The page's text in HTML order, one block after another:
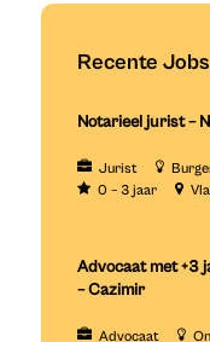
Recente Jobs
Notarieel jurist –
Jurist
0 – 3 jaar
Advocaat met +3
– Cazimir
Advocaat